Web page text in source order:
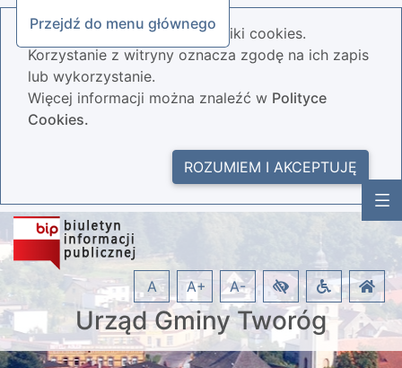
Przejdź do menu głównego
Nasza strona wykorzystuje pliki cookies.
Korzystanie z witryny oznacza zgodę na ich zapis
lub wykorzystanie.
Więcej informacji można znaleźć w Polityce
Cookies.
ROZUMIEM I AKCEPTUJĘ
Urząd Gminy Tworóg
A A+ A-